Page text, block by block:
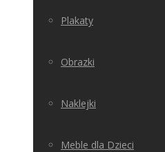
Plakaty
Obrazki
Naklejki
Meble dla Dzieci